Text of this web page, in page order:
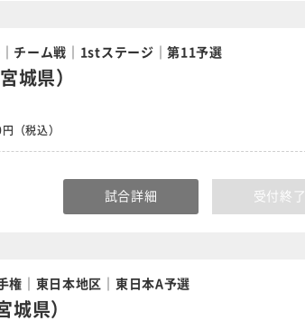
チーム戦｜1stステージ｜第11予選
城県）
（税込）
試合詳細 受付終了
権｜東日本地区｜東日本A予選
城県）